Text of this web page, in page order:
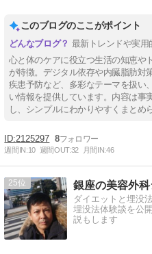
このブログのここがポイント
最新トレンドや実
心と体のケアに役立つ生活の知恵や
が特徴。デジタル依存や内臓脂肪対
疾患予防など、多彩なテーマを扱い
い情報を提供しています。内容は事
し、シンプルにわかりやすくまとめ
2125297 8
週間IN:10 週間OUT:32 月間IN:46
25 銀座の美容外
ダイエットと埋没
埋没法体験談を公
説もします